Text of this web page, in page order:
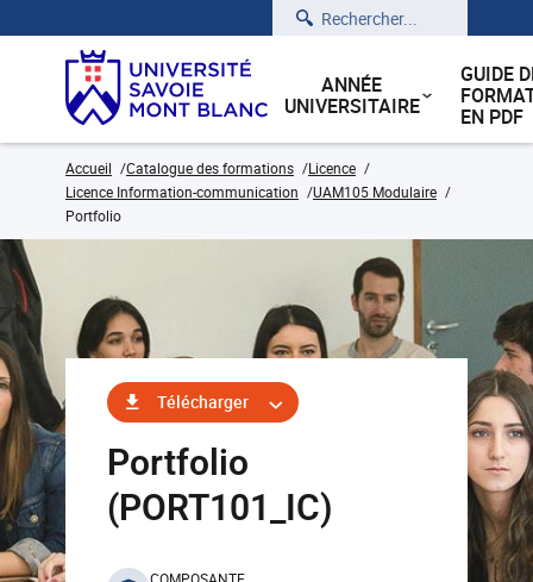
Rechercher
ANNÉE
UNIVERSITAIRE
GUIDE
EN PDF
Accueil Catalogue des formations
Licence
Licence Information-communication
UAM105 Modulaire
Portfolio
Télécharger
Portfolio
(PORT101_IC)